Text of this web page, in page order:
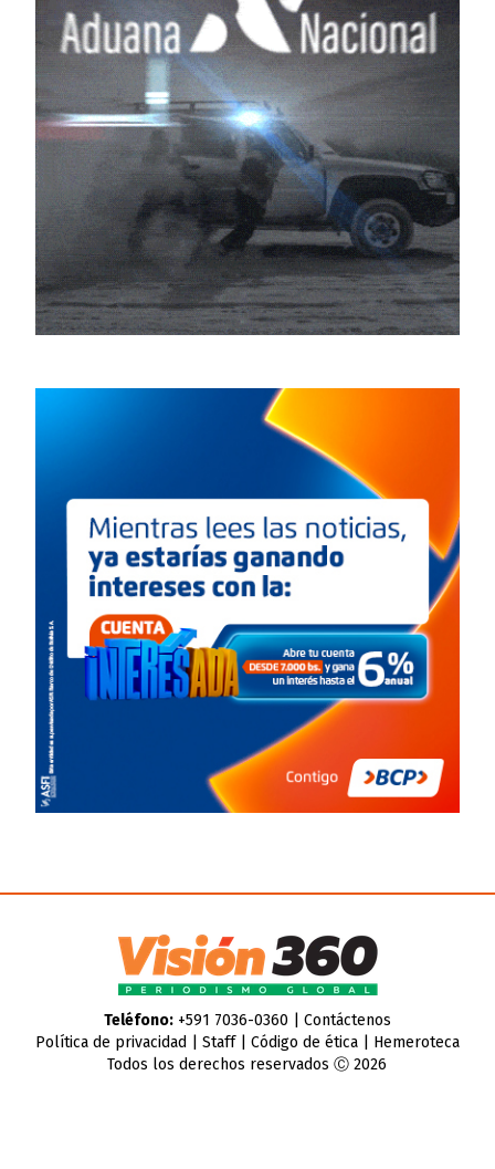
Teléfono:+591 7036-0360 | Contáctenos
Política de privacidad
Staff| Código de ética| Hemeroteca
Todos los derechos reservados Ⓒ 2026